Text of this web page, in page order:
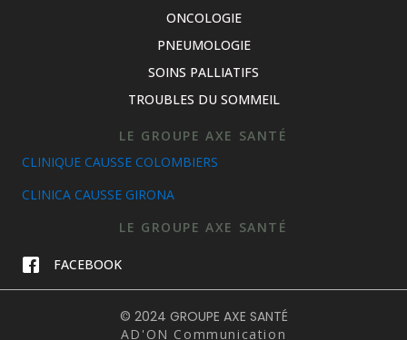
ONCOLOGIE
PNEUMOLOGIE
SOINS PALLIATIFS
TROUBLES DU SOMMEIL
LE GROUPE AXE SANTÉ
CLINIQUE CAUSSE COLOMBIERS
CLINICA CAUSSE GIRONA
LE GROUPE AXE SANTÉ
FACEBOOK
© 2024 GROUPE AXE SANTÉ
AD'ON Communication